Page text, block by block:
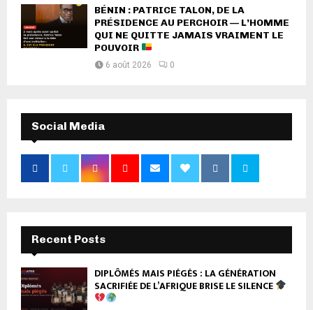
BÉNIN : PATRICE TALON, DE LA
PRÉSIDENCE AU PERCHOIR — L’HOMME
QUI NE QUITTE JAMAIS VRAIMENT LE
POUVOIR
6 août 2026 0
Social Media
Recent Posts
DIPLÔMÉS MAIS PIÉGÉS : LA GÉNÉRATION
SACRIFIÉE DE L’AFRIQUE BRISE LE SILENCE